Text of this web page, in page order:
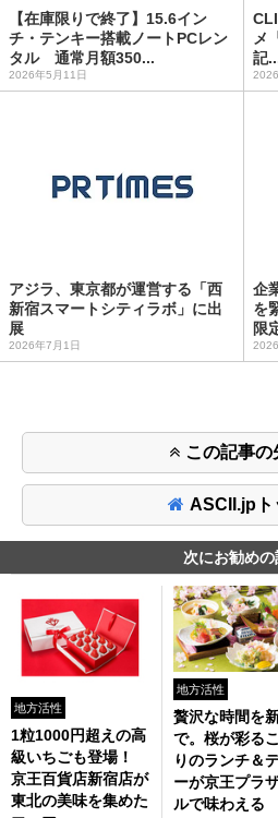
【在庫限りで終了】15.6イン
チ・テンキー搭載ノートPCレン
タル 通常月額350...
2026年5月11日
メ
記
アジラ、東京都が運営する「西
新宿スマートシティラボ」に出
展
2026年7月1日
企
を
限
この記事の
ASCII.jpト
次にお勧めの
地方活性
1粒1000円超えの高
級いちごも登場！
京王百貨店新宿店が
東北の美味を集めた
地方活性
贅沢な時間を
で。桜が彩る
りのランチ＆
ーが京王プラ
ルで味わえる